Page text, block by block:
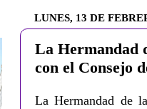
LUNES, 13 DE
La Hermandad
con el Consejo
La Hermandad de